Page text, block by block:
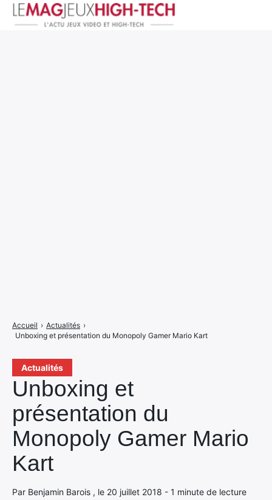
Actualités
Unboxing et
présentation du
Monopoly Gamer Mario
Kart
Par Benjamin Barois , le 20 juillet 2018 - 1 minute de lecture
Accueil › Actualités ›
Unboxing et présentation du Monopoly Gamer Mario Kart